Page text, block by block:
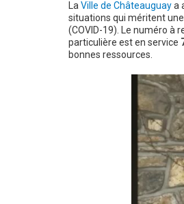
La Ville de Châteauguaya
situations qui méritent
(COVID-19). Le numéro à
particulière est en service
bonnes ressources.